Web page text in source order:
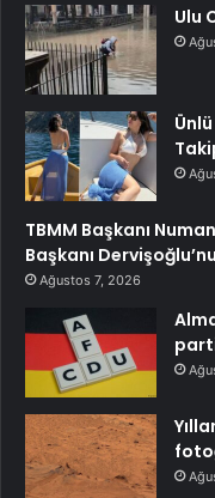
Ulu
TBMM Başkanı
Başkanı
Ağustos 7, 2026